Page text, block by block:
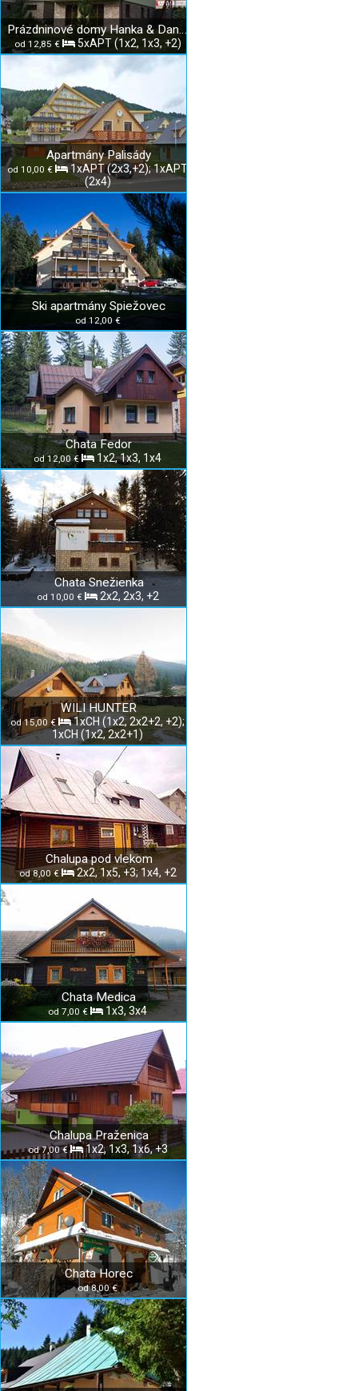
Prázdninové domy Hanka & Danka
od 12,85 € 5xAPT (1x2, 1x3, +2)
Apartmány Palisády
od 10,00 €
1xAPT (2x3,+2); 1xAPT
(2x4)
Ski apartmány Spiežovec
od 12,00 €
Chata Fedor
od 12,00 € 1x2, 1x3, 1x4
Chata Snežienka
od 10,00 € 2x2, 2x3, +2
WILI HUNTER
od 15,00 €
1xCH (1x2, 2x2+2, +2);
1xCH (1x2, 2x2+1)
Chalupa pod vlekom
od 8,00 € 2x2, 1x5, +3; 1x4, +2
Chata Medica
od 7,00 € 1x3, 3x4
Chalupa Praženica
od 7,00 € 1x2, 1x3, 1x6, +3
Chata Horec
od 8,00 €